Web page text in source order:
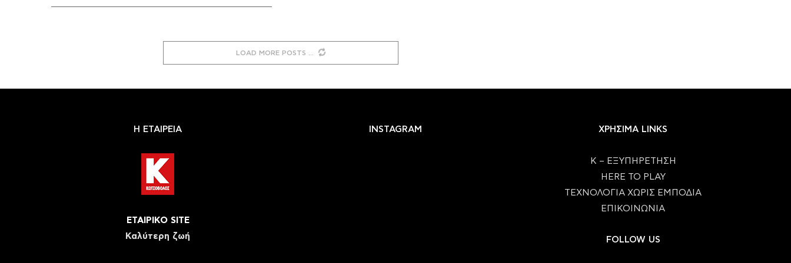
LOAD MORE POSTS
Η ΕΤΑΙΡΕΙΑ
ΕΤΑΙΡΙΚΟ SITE
Καλύτερη ζωή
INSTAGRAM ΧΡΗΣΙΜΑ LINKS
Κ – ΕΞΥΠΗΡΕΤΗΣΗ
HERE TO PLAY
ΤΕΧΝΟΛΟΓΙΑ ΧΩΡΙΣ ΕΜΠΟΔΙΑ
ΕΠΙΚΟΙΝΩΝΙΑ
FOLLOW US